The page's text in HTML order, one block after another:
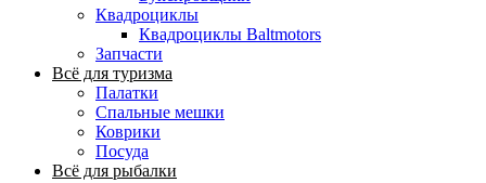
Квадроциклы
Квадроциклы Baltmotors
Запчасти
Всё для туризма
Палатки
Спальные мешки
Коврики
Посуда
Всё для рыбалки